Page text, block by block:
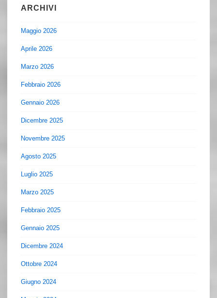
ARCHIVI
Maggio 2026
Aprile 2026
Marzo 2026
Febbraio 2026
Gennaio 2026
Dicembre 2025
Novembre 2025
Agosto 2025
Luglio 2025
Marzo 2025
Febbraio 2025
Gennaio 2025
Dicembre 2024
Ottobre 2024
Giugno 2024